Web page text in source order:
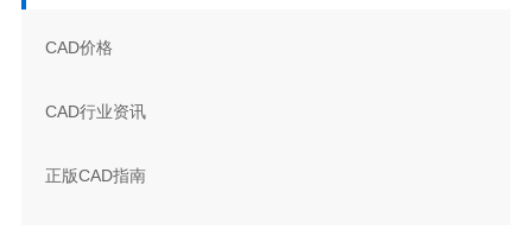
CAD价格
CAD行业资讯
正版CAD指南